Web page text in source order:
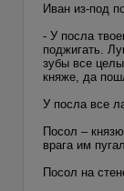
Иван из-под
- У посла
поджигать.
зубы все
княже, да
У посла все
Посол –
врага им
Посол на